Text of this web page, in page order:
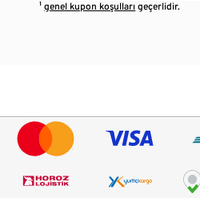
¹genel kupon koşulları geçerlidir.